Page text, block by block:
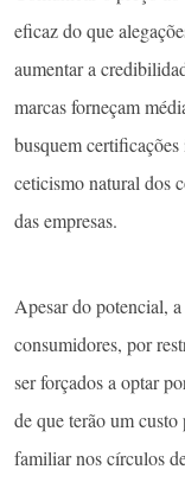
eficaz do que
aumentar a
marcas forneçam
busquem
ceticismo natural dos
das empresas.
Apesar do potencial,
consumidores, por
ser forçados a optar
de que terão um
familiar nos círculos